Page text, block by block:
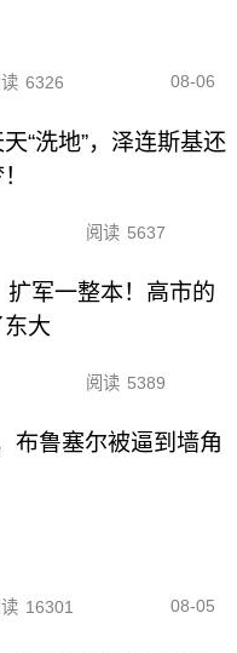
6326 08-06
“洗地”，泽连斯基还
阅读 5637
扩军一整本！高市的
大
阅读 5389
布鲁塞尔被逼到墙角
16301 08-05